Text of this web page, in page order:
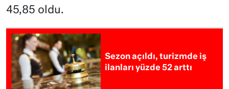
45,85 oldu.
Sezon açıldı, turizmde iş
ilanları yüzde 52 arttı